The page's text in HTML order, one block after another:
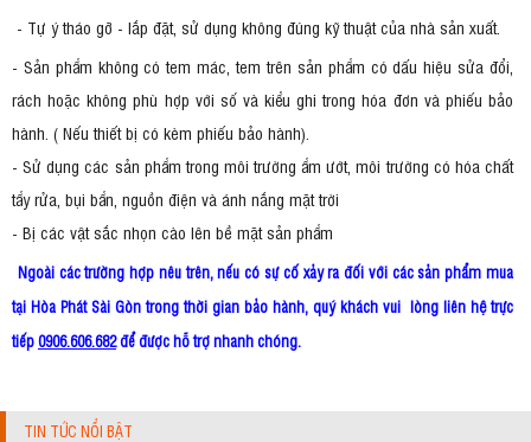
- Tự ý tháo gỡ - lắp đặt, sử dụng không đúng kỹ thuật của nhà sản xuất.
- Sản phẩm không có tem mác, tem trên sản phẩm có dấu hiệu sửa đổi,
rách hoặc không phù hợp với số và kiểu ghi trong hóa đơn và phiếu bảo
hành. ( Nếu thiết bị có kèm phiếu bảo hành).
- Sử dụng các sản phẩm trong môi trường ẩm ướt, môi trường có hóa chất
tẩy rửa, bụi bẩn, nguồn điện và ánh nắng mặt trời
- Bị các vật sắc nhọn cào lên bề mặt sản phẩm
Ngoài các trường hợp nêu trên, nếu có sự cố xảy ra đối với các sản phẩm mua
tại Hòa Phát Sài Gòn trong thời gian bảo hành, quý khách vui lòng liên hệ trực
tiếp0906.606.682để được hỗ trợ nhanh chóng.
TIN TỨC NỔI BẬT